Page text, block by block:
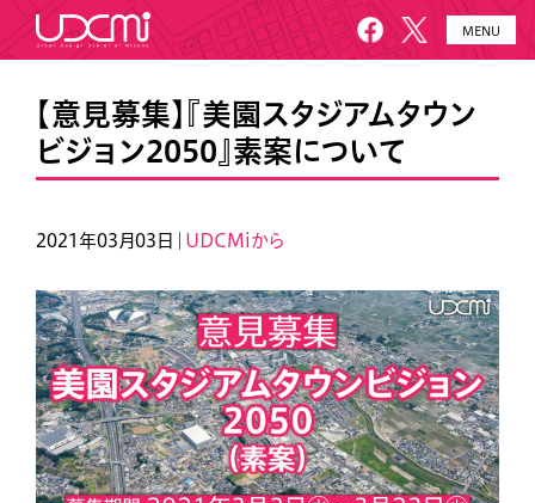
MENU
HOME UDCMiとは
施設概要 美園について
【意見募集】『美園スタジアムタウン
ビジョン2050』素案について
2021年03月03日｜ UDCMiから